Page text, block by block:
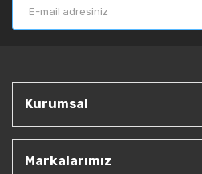
Kurumsal
Markalarımız